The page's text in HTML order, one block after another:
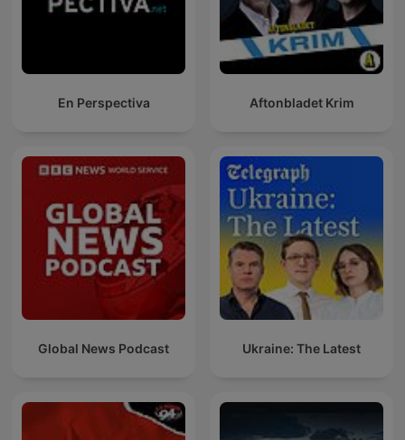
En Perspectiva Aftonbladet Krim
Global News Podcast Ukraine: The Latest